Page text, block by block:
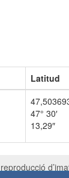
Latitud
47° 30′
13,29″